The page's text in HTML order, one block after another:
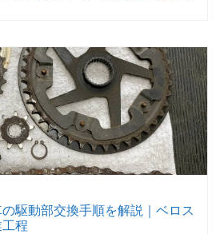
駆動部交換手順を解説｜ベロス
程